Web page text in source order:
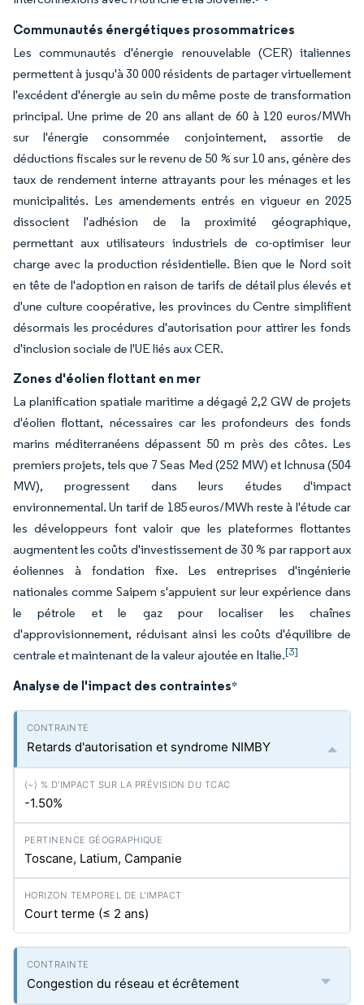
Communautés énergétiques prosommatrices
Les communautés d'énergie renouvelable (CER) italiennes
permettent à jusqu'à 30 000 résidents de partager virtuellement
l'excédent d'énergie au sein du même poste de transformation
principal. Une prime de 20 ans allant de 60 à 120 euros/MWh
sur l'énergie consommée conjointement, assortie de
déductions fiscales sur le revenu de 50 % sur 10 ans, génère des
taux de rendement interne attrayants pour les ménages et les
municipalités. Les amendements entrés en vigueur en 2025
dissocient l'adhésion de la proximité géographique,
permettant aux utilisateurs industriels de co-optimiser leur
charge avec la production résidentielle. Bien que le Nord soit
en tête de l'adoption en raison de tarifs de détail plus élevés et
d'une culture coopérative, les provinces du Centre simplifient
désormais les procédures d'autorisation pour attirer les fonds
d'inclusion sociale de l'UE liés aux CER.
Zones d'éolien flottant en mer
La planification spatiale maritime a dégagé 2,2 GW de projets
d'éolien flottant, nécessaires car les profondeurs des fonds
marins méditerranéens dépassent 50 m près des côtes. Les
premiers projets, tels que 7 Seas Med (252 MW) et Ichnusa (504
MW), progressent dans leurs études d'impact
environnemental. Un tarif de 185 euros/MWh reste à l'étude car
les développeurs font valoir que les plateformes flottantes
augmentent les coûts d'investissement de 30 % par rapport aux
éoliennes à fondation fixe. Les entreprises d'ingénierie
nationales comme Saipem s'appuient sur leur expérience dans
le pétrole et le gaz pour localiser les chaînes
d'approvisionnement, réduisant ainsi les coûts d'équilibre de
centrale et maintenant de la valeur ajoutée en Italie.[3]
Analyse de l'impact des contraintes*
Retards d'autorisation et syndrome NIMBY
-1.50%
Toscane, Latium, Campanie
Court terme (≤ 2 ans)
Congestion du réseau et écrêtement